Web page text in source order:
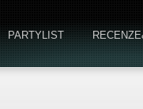
PARTYLIST